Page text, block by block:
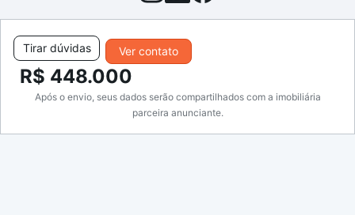
Ver contato
Tirar dúvidas
R$ 448.000
Após o envio, seus dados serão compartilhados com a imobiliária
parceira anunciante.